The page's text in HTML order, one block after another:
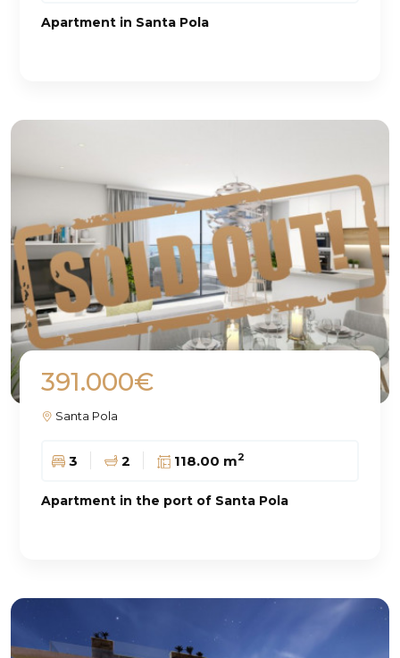
Apartment in Santa Pola
391.000€
Santa Pola
3 2 118.00 m2
Apartment in the port of Santa Pola